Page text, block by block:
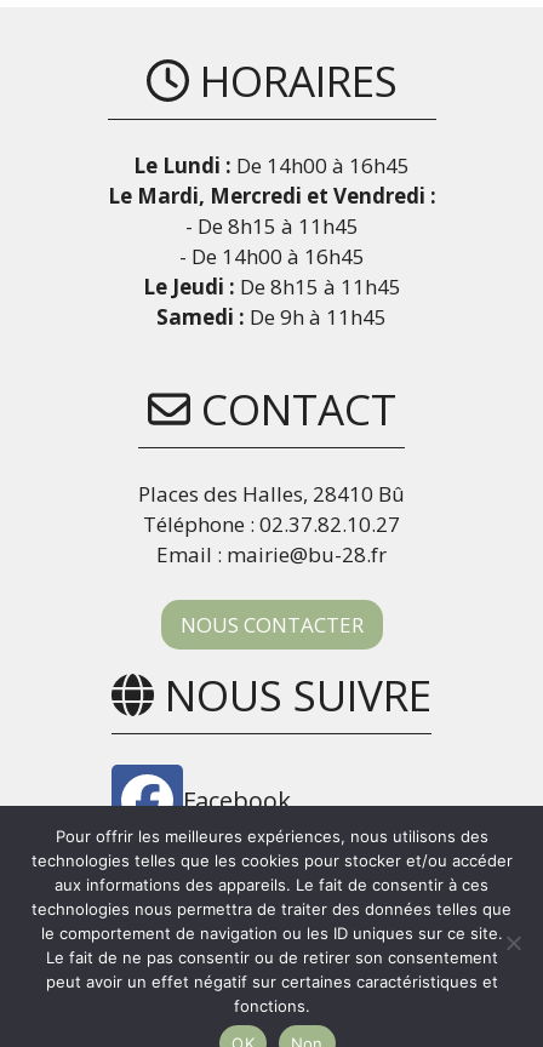
HORAIRES
Le Lundi : De 14h00 à 16h45
Le Mardi, Mercredi et Vendredi :
- De 8h15 à 11h45
- De 14h00 à 16h45
Le Jeudi : De 8h15 à 11h45
Samedi : De 9h à 11h45
CONTACT
Places des Halles, 28410 Bû
Téléphone : 02.37.82.10.27
Email : mairie@bu-28.fr
NOUS CONTACTER
NOUS SUIVRE
Facebook
Panneau Pocket
Copyright © 2026 Bû -Mentions légales
Pour offrir les meilleures expériences, nous utilisons des
technologies telles que les cookies pour stocker et/ou accéder
aux informations des appareils. Le fait de consentir à ces
technologies nous permettra de traiter des données telles que
le comportement de navigation ou les ID uniques sur ce site.
Le fait de ne pas consentir ou de retirer son consentement
peut avoir un effet négatif sur certaines caractéristiques et
fonctions.
OK
Non